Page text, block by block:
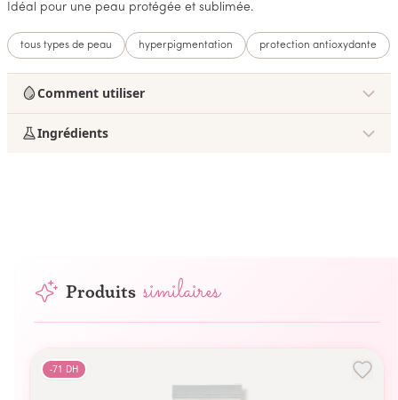
Idéal pour une peau protégée et sublimée.
tous types de peau hyperpigmentation protection antioxydante
Comment utiliser
Ingrédients
Produits similaires
-71 DH